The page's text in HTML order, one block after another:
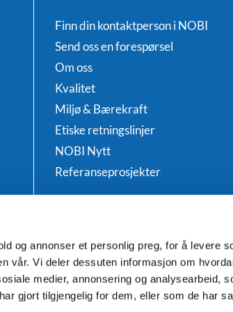
og annonser et personlig preg, for å levere
vår. Vi deler dessuten informasjon om
medier, annonsering og analysearbeid,
gjort tilgjengelig for dem, eller som de har
Finn din kontaktperson i NOBI
Send oss en forespørsel
Om oss
Kvalitet
Miljø & Bærekraft
Etiske retningslinjer
NOBI Nytt
Referanseprosjekter
Salgs- og leveringsbetingelser
Informasjonskapsler